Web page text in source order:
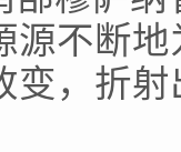
源不断
变，折